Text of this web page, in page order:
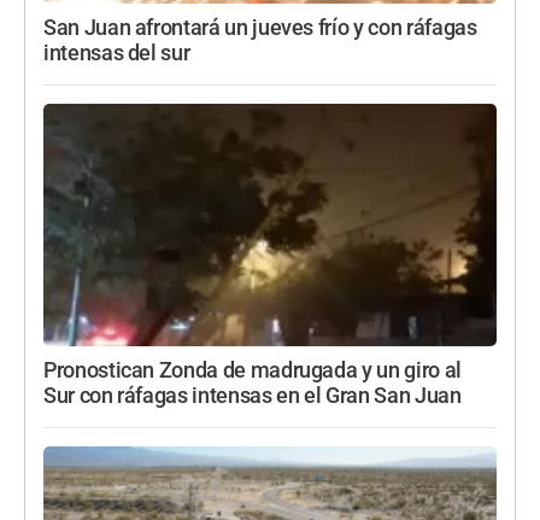
San Juan afrontará un jueves frío y con ráfagas
intensas del sur
Pronostican Zonda de madrugada y un giro al
Sur con ráfagas intensas en el Gran San Juan